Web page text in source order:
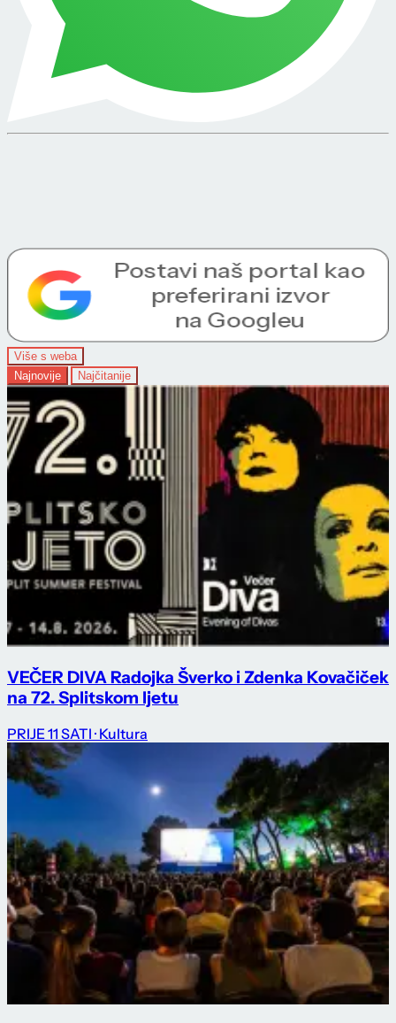
Više s weba
Najnovije
Najčitanije
VEČER DIVA Radojka Šverko i Zdenka Kovačiček
na 72. Splitskom ljetu
PRIJE 11 SATI · Kultura